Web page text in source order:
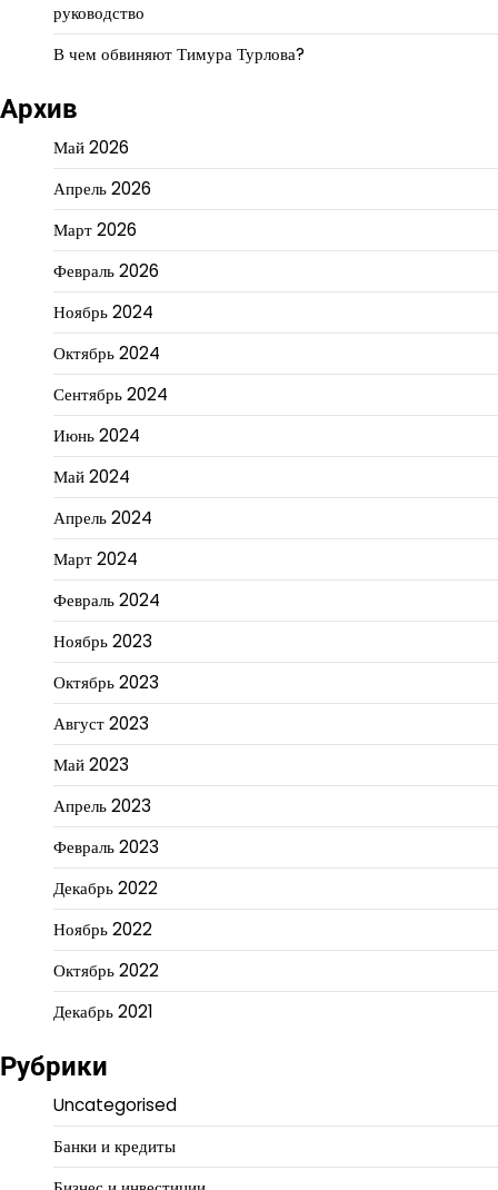
руководство
В чем обвиняют Тимура Турлова?
Архив
Май 2026
Апрель 2026
Март 2026
Февраль 2026
Ноябрь 2024
Октябрь 2024
Сентябрь 2024
Июнь 2024
Май 2024
Апрель 2024
Март 2024
Февраль 2024
Ноябрь 2023
Октябрь 2023
Август 2023
Май 2023
Апрель 2023
Февраль 2023
Декабрь 2022
Ноябрь 2022
Октябрь 2022
Декабрь 2021
Рубрики
Uncategorised
Банки и кредиты